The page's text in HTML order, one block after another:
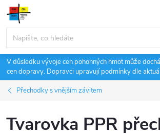
Přejít
obsah
V důsledku vývoje cen pohonných hmot může
cen dopravy. Dopravci upravují podmínky dle
Přechodky s vnějším závitem
Tvarovka PPR